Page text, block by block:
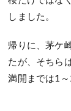
しました。
帰りに、茅ケ
たが、そちら
満開までは1～